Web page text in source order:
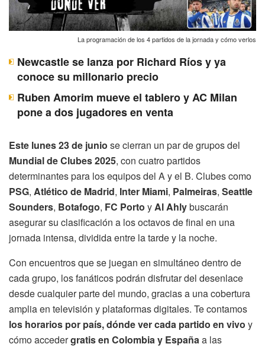
La programación de los 4 partidos de la jornada y cómo verlos
Newcastle se lanza por Richard Ríos y ya
conoce su millonario precio
Ruben Amorim mueve el tablero y AC Milan
pone a dos jugadores en venta
Este lunes 23 de junio se cierran un par de grupos del
Mundial de Clubes 2025, con cuatro partidos
determinantes para los equipos del A y el B. Clubes como
PSG, Atlético de Madrid, Inter Miami, Palmeiras, Seattle
Sounders, Botafogo, FC Porto yAl Ahlybuscarán
asegurar su clasificación a los octavos de final en una
jornada intensa, dividida entre la tarde y la noche.
Con encuentros que se juegan en simultáneo dentro de
cada grupo, los fanáticos podrán disfrutar del desenlace
desde cualquier parte del mundo, gracias a una cobertura
amplia en televisión y plataformas digitales. Te contamos
los horarios por país, dónde ver cada partido en vivo y
cómo accedergratis en Colombia y Españaa las